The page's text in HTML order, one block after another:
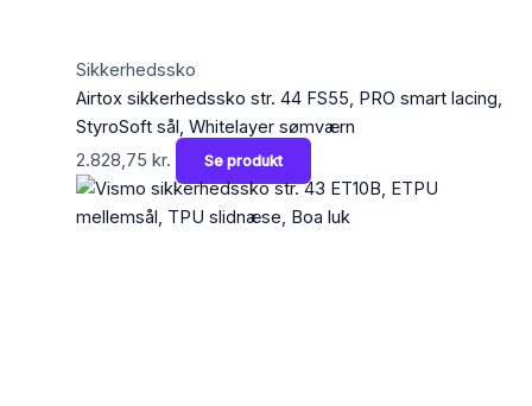
Sikkerhedssko
Airtox sikkerhedssko str. 44 FS55, PRO smart lacing,
StyroSoft sål, Whitelayer sømværn
2.828,75 kr. Se produkt